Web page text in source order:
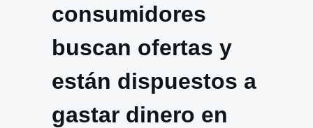
consumidores
buscan ofertas y
están dispuestos a
gastar dinero en